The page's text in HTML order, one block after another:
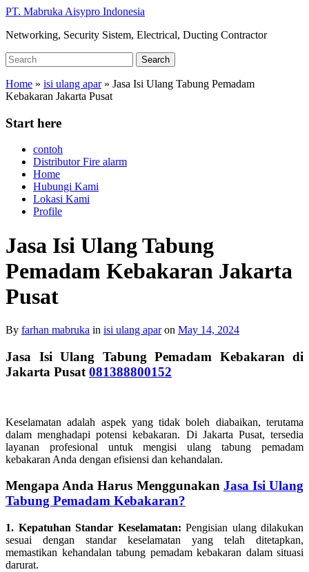
Skip
main
PT. Mabruka Aisypro Indonesia
Networking, Security Sistem, Electrical, Ducting Contractor
Search
for:
Search
Home » isi ulang apar» Jasa Isi Ulang Tabung Pemadam
Kebakaran Jakarta Pusat
Start here
contoh
Distributor Fire alarm
Home
Hubungi Kami
Lokasi Kami
Profile
Jasa Isi Ulang Tabung
Pemadam Kebakaran Jakarta
Pusat
By farhan mabruka in isi ulang aparon May 14, 2024
Jasa Isi Ulang Tabung Pemadam Kebakaran di
Jakarta Pusat 081388800152
Keselamatan adalah aspek yang tidak boleh diabaikan, terutama
dalam menghadapi potensi kebakaran. Di Jakarta Pusat, tersedia
layanan profesional untuk mengisi ulang tabung pemadam
kebakaran Anda dengan efisiensi dan kehandalan.
Mengapa Anda Harus Menggunakan Jasa Isi Ulang
Tabung Pemadam Kebakaran?
1. Kepatuhan Standar Keselamatan: Pengisian ulang dilakukan
sesuai dengan standar keselamatan yang telah ditetapkan,
memastikan kehandalan tabung pemadam kebakaran dalam situasi
darurat.